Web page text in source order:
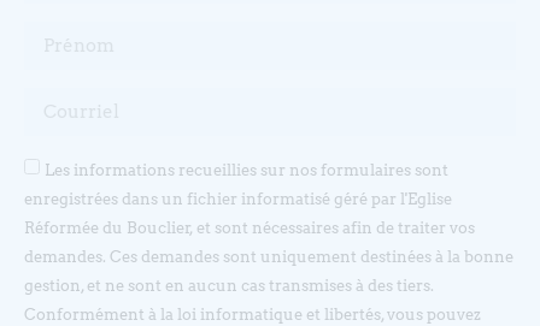
Les informations recueillies sur nos formulaires sont
enregistrées dans un fichier informatisé géré par l'Eglise
Réformée du Bouclier, et sont nécessaires afin de traiter vos
demandes. Ces demandes sont uniquement destinées à la bonne
gestion, et ne sont en aucun cas transmises à des tiers.
Conformément à la loi informatique et libertés, vous pouvez